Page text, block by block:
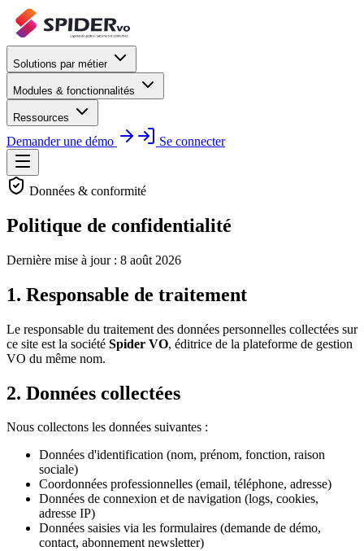
Solutions par métier
Modules & fonctionnalités
Ressources
Demander une démo Se connecter
Données & conformité
Politique de confidentialité
Dernière mise à jour : 8 août 2026
1. Responsable de traitement
Le responsable du traitement des données personnelles collectées sur
ce site est la société Spider VO, éditrice de la plateforme de gestion
VO du même nom.
2. Données collectées
Nous collectons les données suivantes :
Données d'identification (nom, prénom, fonction, raison
sociale)
Coordonnées professionnelles (email, téléphone, adresse)
Données de connexion et de navigation (logs, cookies,
adresse IP)
Données saisies via les formulaires (demande de démo,
contact, abonnement newsletter)